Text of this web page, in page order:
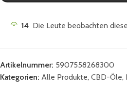
14 Die Leute beobachten
Artikelnummer: 5907558268300
Kategorien: Alle Produkte, CBD-Öle,